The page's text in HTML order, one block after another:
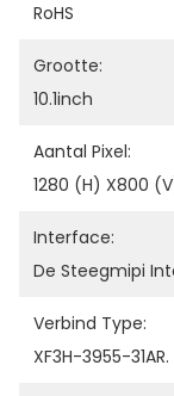
RoHS
Grootte:
10.1inch
Aantal Pixel:
1280 (H) X800
Interface:
De Steegmipi
Verbind Type:
XF3H-3955-31AR.